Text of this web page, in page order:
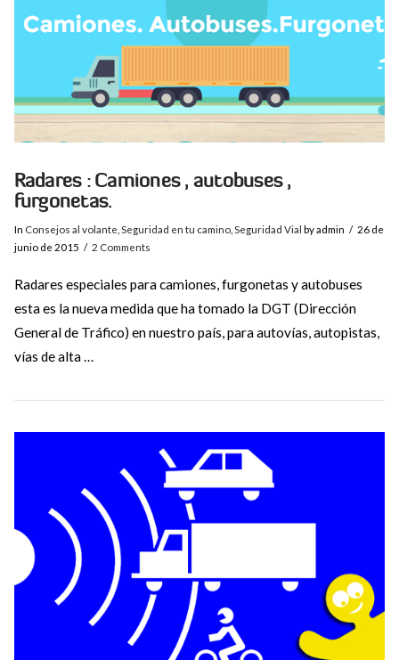
VIEW POST
Radares : Camiones , autobuses ,
furgonetas.
In Consejos al volante Seguridad en tu camino, Seguridad Vial by admin
26 de
junio de 2015
2 Comments
Radares especiales para camiones, furgonetas y autobuses
esta es la nueva medida que ha tomado la DGT (Dirección
General de Tráfico) en nuestro país, para autovías, autopistas,
vías de alta …